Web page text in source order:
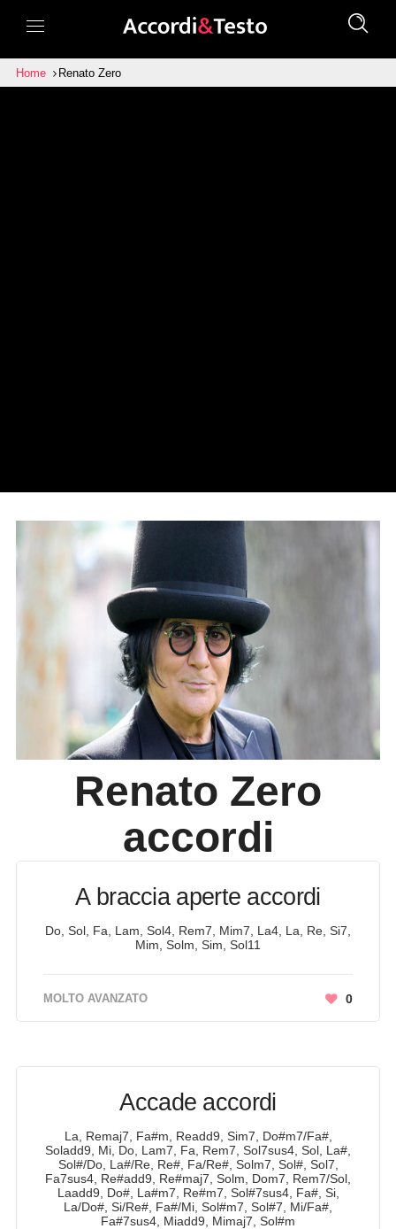
Home Renato Zero
Renato Zero
accordi
A braccia aperte accordi
Do, Sol, Fa, Lam, Sol4, Rem7, Mim7, La4, La, Re, Si7,
Mim, Solm, Sim, Sol11
MOLTO AVANZATO 0
Accade accordi
La, Remaj7, Fa#m, Readd9, Sim7, Do#m7/Fa#,
Soladd9, Mi, Do, Lam7, Fa, Rem7, Sol7sus4, Sol, La#,
Sol#/Do, La#/Re, Re#, Fa/Re#, Solm7, Sol#, Sol7,
Fa7sus4, Re#add9, Re#maj7, Solm, Dom7, Rem7/Sol,
Laadd9, Do#, La#m7, Re#m7, Sol#7sus4, Fa#, Si,
La/Do#, Si/Re#, Fa#/Mi, Sol#m7, Sol#7, Mi/Fa#,
Fa#7sus4, Miadd9, Mimaj7, Sol#m